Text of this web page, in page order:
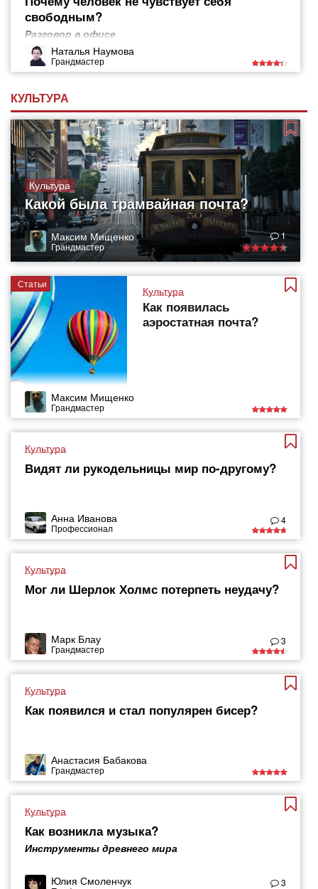
свободным?
Разговор в офисе
Наталья Наумова
Грандмастер
КУЛЬТУРА
Культура
Какой была трамвайная почта?
Максим Мищенко
Грандмастер
1
Статьи
Культура
Как появилась
аэростатная почта?
Максим Мищенко
Грандмастер
Культура
Видят ли рукодельницы мир по-другому?
Анна Иванова
Профессионал
4
Культура
Мог ли Шерлок Холмс потерпеть неудачу?
Марк Блау
Грандмастер
3
Культура
Как появился и стал популярен бисер?
Анастасия Бабакова
Грандмастер
Культура
Как возникла музыка?
Инструменты древнего мира
Юлия Смоленчук 3